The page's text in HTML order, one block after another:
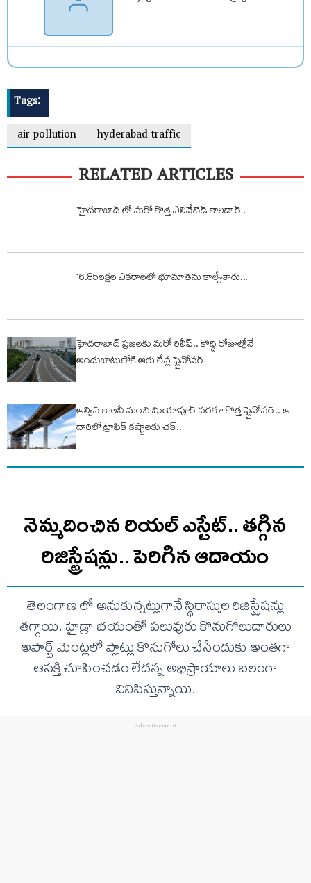
Tags:
air pollution
hyderabad traffic
RELATED ARTICLES
హైదరాబాద్ లో మరో కొత్త ఎలివేటెడ్ కారిడార్ !
16.85లక్షల ఎకరాలలో భూమాతను కాల్చేశారు..!
హైదరాబాద్‌ ప్రజలకు మరో రిలీఫ్‌.. కొద్ది రోజుల్లోనే
అందుబాటులోకి ఆరు లేన్ల ఫ్లైవోవర్‌
ఆల్విన్‌ కాలనీ నుంచి మియాపూర్‌ వరకూ కొత్త ఫ్లైవోవర్‌.. ఆ
దారిలో ట్రాఫిక్‌ కష్టాలకు చెక్‌..
నెమ్మదించిన రియల్ ఎస్టేట్.. తగ్గిన
రిజిస్ట్రేషన్లు.. పెరిగిన ఆదాయం
తెలంగాణ లో అనుకున్నట్లుగానే స్థిరాస్తుల రిజిస్ట్రేషన్లు
తగ్గాయి. హైడ్రా భయంతో పలువురు కొనుగోలుదారులు
అపార్ట్ మెంట్లలో ప్లాట్లు కొనుగోలు చేసేందుకు అంతగా
ఆసక్తి చూపించడం లేదన్న అభిప్రాయాలు బలంగా
వినిపిస్తున్నాయి.